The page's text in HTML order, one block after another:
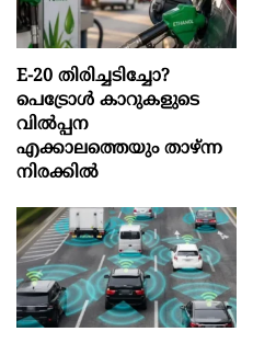
E-20 തിരിച്ചടിച്ചോ?
പെട്രോൾ കാറുകളുടെ
വിൽപ്പന
എക്കാലത്തെയും താഴ്ന്ന
നിരക്കിൽ